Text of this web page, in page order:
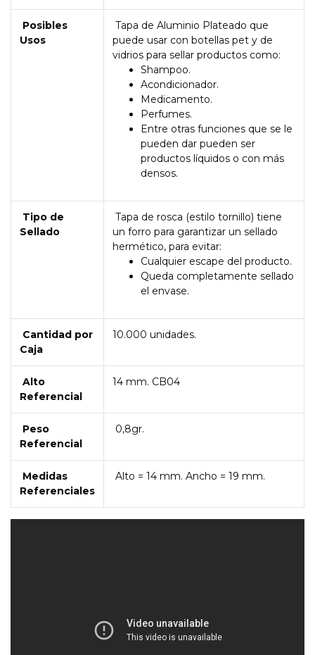
Posibles
Usos
Tapa de Aluminio Plateado que
puede usar con botellas pet y de
vidrios para sellar productos como:
Shampoo.
Acondicionador.
Medicamento.
Perfumes.
Entre otras funciones que se le
pueden dar pueden ser
productos líquidos o con más
densos.
Tipo de
Sellado
Tapa de rosca (estilo tornillo) tiene
un forro para garantizar un sellado
hermético, para evitar:
Cualquier escape del producto.
Queda completamente sellado
el envase.
Cantidad por
Caja
10.000 unidades.
Alto
Referencial
14 mm. CB04
Peso
Referencial
0,8gr.
Medidas
Referenciales
Alto = 14 mm. Ancho = 19 mm.